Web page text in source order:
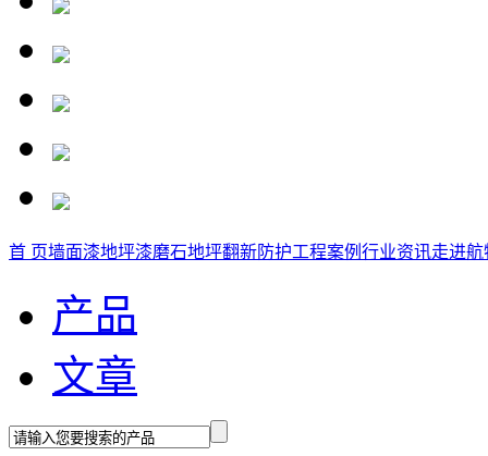
首 页墙面漆地坪漆磨石地坪翻新防护工程案例 行业资讯走进航
产品
文章